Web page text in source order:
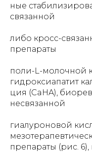
ные
связанной
либо кросс-
препараты
поли-L-молочной
гидроксиапатит
ция (CaHA),
несвязанной
гиалуроновой
препараты (рис.